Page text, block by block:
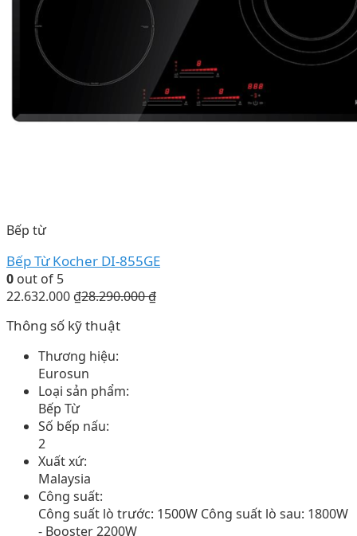
Bếp từ
Bếp Từ Kocher DI-855GE
0 out of 5
22.632.000 ₫28.290.000₫
Thông số kỹ thuật
Thương hiệu:
Eurosun
Loại sản phẩm:
Bếp Từ
Số bếp nấu:
2
Xuất xứ:
Malaysia
Công suất:
Công suất lò trước: 1500W Công suất lò sau: 1800W
- Booster 2200W